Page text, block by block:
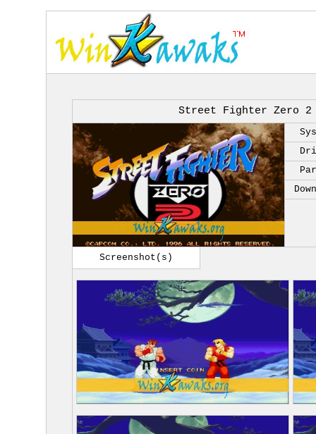
Street Fighter Zero 2
Screenshot(s)